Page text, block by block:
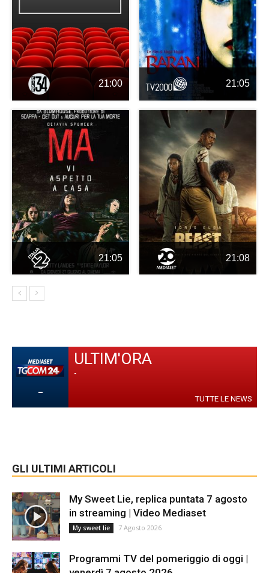
21:00 21:05
21:05 21:08
-
ULTIM'ORA
-
TUTTE LE NEWS
GLI ULTIMI ARTICOLI
My Sweet Lie, replica puntata 7 agosto
in streaming | Video Mediaset
My sweet lie 7 Agosto 2026
Programmi TV del pomeriggio di oggi |